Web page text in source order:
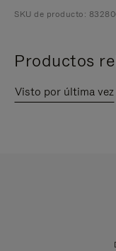
SKU de producto:
Productos
Visto por última vez